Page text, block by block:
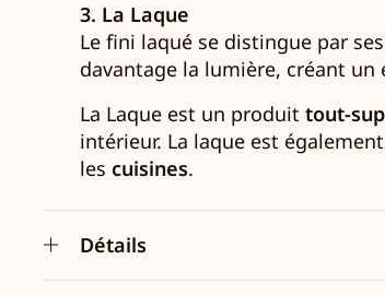
3. La Laque
Le fini laqué se distingue par
davantage la lumière, créant
La Laque est un produit tout-
intérieur. La laque est également
les cuisines.
Détails